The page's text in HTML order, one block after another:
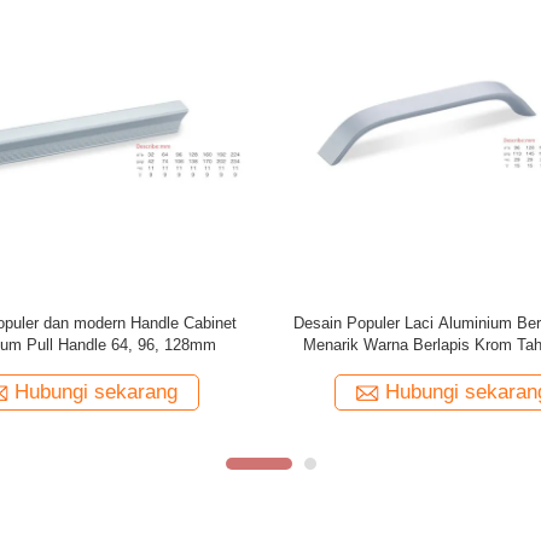
Utama Tarik Dasar Logam Emas
Masuk Mewah Warna Ukuran
Hubungi sekarang
Aluminium Invisible
Gabungan Kabinet Genggam
Hubungi